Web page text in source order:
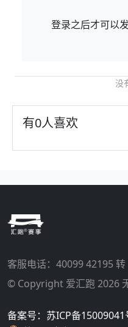
登录之后才可以
没
有0人喜欢
客服电话： 40099 42195 转
© Copyright 爱汇跑 2026
备案号：苏ICP备15009041